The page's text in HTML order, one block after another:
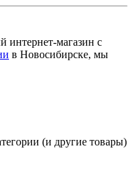
магазин с
в Новосибирске, мы
(и другие товары)